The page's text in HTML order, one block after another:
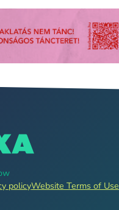
policyWebsite Terms of Use